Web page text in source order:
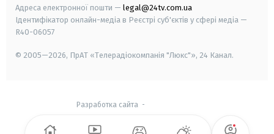
Адреса електронної пошти — legal@24tv.com.ua
Ідентифікатор онлайн-медіа в Реєстрі суб'єктів у сфері медіа —
R40-06057
© 2005—2026, ПрАТ «Телерадіокомпанія "Люкс"», 24 Канал.
Разработка сайта -